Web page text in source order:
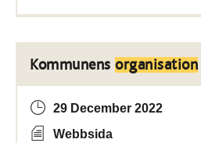
Kommunens organisation
29 December 2022
Webbsida